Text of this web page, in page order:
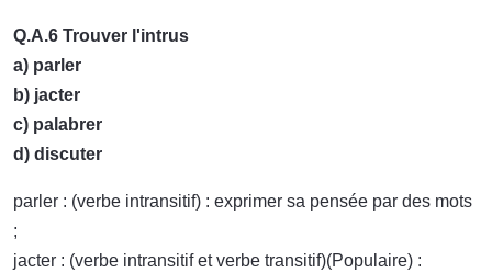
Q.A.6 Trouver l'intrus
a) parler
b) jacter
c) palabrer
d) discuter
parler : (verbe intransitif) : exprimer sa pensée par des mots
;
jacter : (verbe intransitif et verbe transitif)(Populaire) :